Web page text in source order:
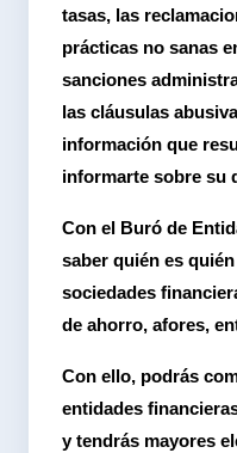
tasas, las
prácticas no sanas
sanciones
las cláusulas
información que
informarte sobre su
Con el Buró de
saber quién es
sociedades
de ahorro, afores,
Con ello, podrás
entidades
y tendrás mayores